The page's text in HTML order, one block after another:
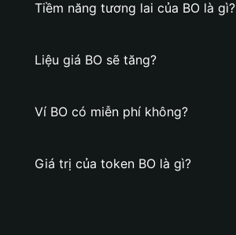
Tiềm năng tương lai của BO là gì?
Liệu giá BO sẽ tăng?
Ví BO có miễn phí không?
Giá trị của token BO là gì?